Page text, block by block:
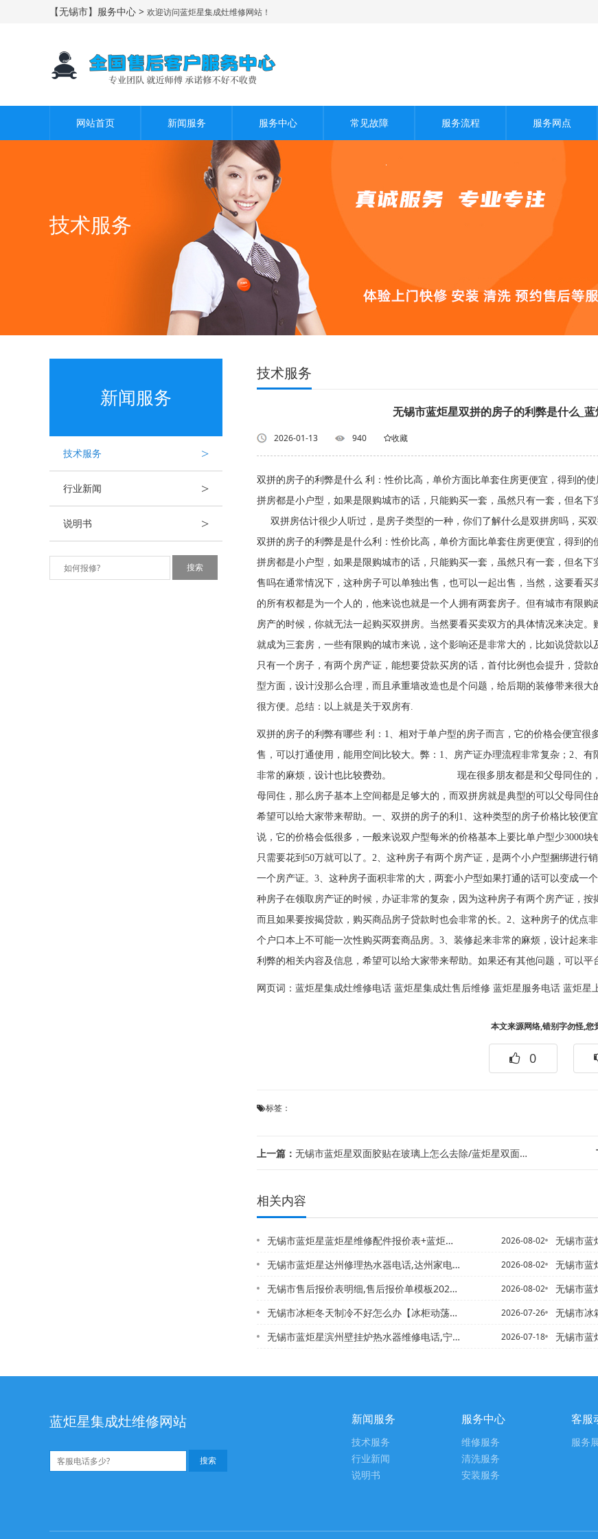
【无锡市】服务中心 > 欢迎访问蓝炬星集成灶维修网站！
网站首页 新闻服务 服务中心 常见故障 服务流程 服务网点
技术服务
新闻服务
技术服务 >
行业新闻 >
说明书 >
技术服务
无锡市蓝炬星双拼的房子的利弊是什么_
2026-01-13 940 收藏
双拼的房子的利弊是什么 利：性价比高，单价方面比单套住房更便宜，得到的
拼房都是小户型，如果是限购城市的话，只能购买一套，虽然只有一套，
双拼房估计很少人听过，是房子类型的一种，你们了解什么是双拼房吗，买
双拼的房子的利弊是是什么利：性价比高，单价方面比单套住房更便宜，得到
拼房都是小户型，如果是限购城市的话，只能购买一套，虽然只有一套，但名
售吗在通常情况下，这种房子可以单独出售，也可以一起出售，当然，这要看
的所有权都是为一个人的，他来说也就是一个人拥有两套房子。但有城市有限
房产的时候，你就无法一起购买双拼房。当然要看买卖双方的具体情况来决定
就成为三套房，一些有限购的城市来说，这个影响还是非常大的，比如说贷款
只有一个房子，有两个房产证，能想要贷款买房的话，首付比例也会提升，贷
型方面，设计没那么合理，而且承重墙改造也是个问题，给后期的装修带来很
很方便。总结：以上就是关于双房有.
双拼的房子的利弊有哪些 利：1、相对于单户型的房子而言，它的价格会便宜
售，可以打通使用，能用空间比较大。弊：1、房产证办理流程非常复杂；2、
非常的麻烦，设计也比较费劲。 现在很多朋友都是和父母同住的，年
母同住，那么房子基本上空间都是足够大的，而双拼房就是典型的可以父母同
希望可以给大家带来帮助。一、双拼的房子的利1、这种类型的房子价格比较便
说，它的价格会低很多，一般来说双户型每米的价格基本上要比单户型少3000
只需要花到50万就可以了。2、这种房子有两个房产证，是两个小户型捆绑进行
一个房产证。3、这种房子面积非常的大，两套小户型如果打通的话可以变成一
种房子在领取房产证的时候，办证非常的复杂，因为这种房子有两个房产证，
而且如果要按揭贷款，购买商品房子贷款时也会非常的长。2、这种房子的优点
个户口本上不可能一次性购买两套商品房。3、装修起来非常的麻烦，设计起来
利弊的相关内容及信息，希望可以给大家带来帮助。如果还有其他问题，可以
网页词： 蓝炬星集成灶维修电话 蓝炬星集成灶售后维修 蓝炬星服务电话 蓝炬星
本文来源网络,错别字勿怪,您
0
标签：
上一篇： 无锡市蓝炬星双面胶贴在玻璃上怎么去除/蓝炬星双面胶有甲醛吗
相关内容
无锡市蓝炬星蓝炬星维修配件报价表+蓝炬星售后怎么样2027年最新收费标准 2026-08-02
无锡市蓝炬星达州修理热水器电话,达州家电维修上门维修，蓝炬星打不着火的燃气灶 2026-08-02
无锡市售后报价表明细,售后报价单模板2027年更新 2026-08-02
无锡市冰柜冬天制冷不好怎么办【冰柜动荡了怎么处理 2026-07-26
无锡市蓝炬星滨州壁挂炉热水器维修电话,宁波瑰都啦咪壁挂炉维修@滨州壁挂式热水器企... 2026-07-18
无锡市蓝炬星燃
无锡市蓝炬星变
无锡市蓝炬星奥克
无锡市冰箱有异味
无锡市蓝炬星
蓝炬星集成灶维修网站 新闻服务
技术服务
行业新闻
说明书
服务中心
维修服务
清洗服务
安装服务
客服
服务